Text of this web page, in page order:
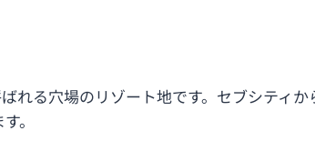
る穴場のリゾート地です。セブシティ
。